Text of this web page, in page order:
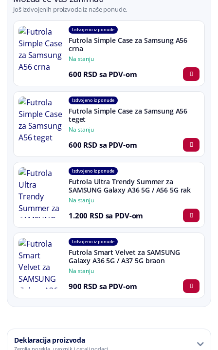
Još izdvojenih proizvoda iz naše ponude.
Izdvojeno iz ponude
Futrola Simple Case za Samsung A56
crna
Na stanju
600 RSD sa PDV-om
Izdvojeno iz ponude
Futrola Simple Case za Samsung A56
teget
Na stanju
600 RSD sa PDV-om
Izdvojeno iz ponude
Futrola Ultra Trendy Summer za
SAMSUNG Galaxy A36 5G / A56 5G rak
Na stanju
1.200 RSD sa PDV-om
Izdvojeno iz ponude
Futrola Smart Velvet za SAMSUNG
Galaxy A36 5G / A37 5G braon
Na stanju
900 RSD sa PDV-om
Deklaracija proizvoda